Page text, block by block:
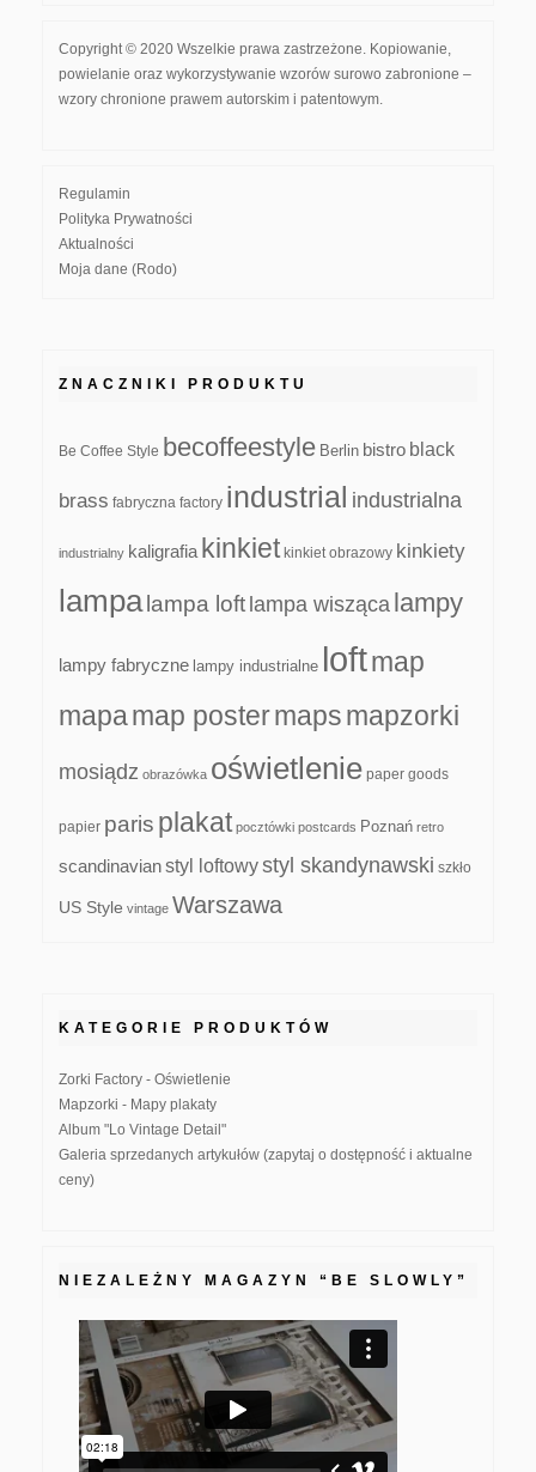
Copyright © 2020 Wszelkie prawa zastrzeżone. Kopiowanie,
powielanie oraz wykorzystywanie wzorów surowo zabronione –
wzory chronione prawem autorskim i patentowym.
Regulamin
Polityka Prywatności
Aktualności
Moja dane (Rodo)
ZNACZNIKI PRODUKTU
Be Coffee Style becoffeestyle Berlin bistro black
brass fabryczna factory industrial industrialna
industrialny kaligrafia kinkiet kinkiet obrazowy kinkiety
lampa lampa loft lampa wisząca lampy
lampy fabryczne lampy industrialne loftmap
mapamap postermapsmapzorki
mosiądz obrazówka oświetlenie paper goods
papier paris plakat pocztówki postcards Poznań retro
scandinavianstyl loftowystyl skandynawski szkło
US Style vintage Warszawa
KATEGORIE PRODUKTÓW
Zorki Factory - Oświetlenie
Mapzorki - Mapy plakaty
Album "Lo Vintage Detail"
Galeria sprzedanych artykułów (zapytaj o dostępność i aktualne
ceny)
NIEZALEŻNY MAGAZYN “BE SLOWLY”